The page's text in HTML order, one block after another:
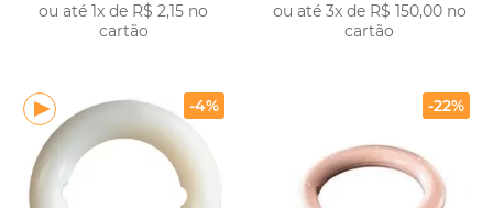
ou até 1x de R$ 2,15 no
cartão
ou até 3x de R$ 150,00 no
cartão
-4% -22%